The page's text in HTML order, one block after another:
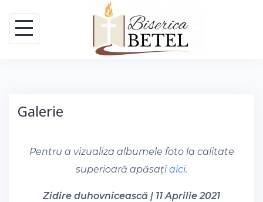
content
Galerie
Pentru a vizualiza albumele foto la calitate
superioară apăsațiaici.
Zidire duhovnicească | 11 Aprilie 2021